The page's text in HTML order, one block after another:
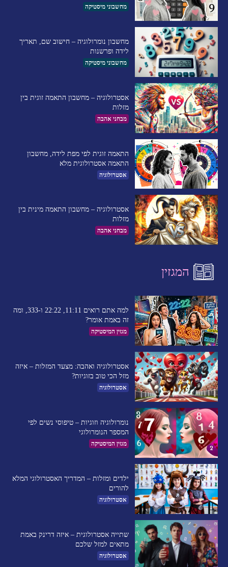
מחשבוני מיסטיקה
מחשבון נומרולוגיה – חישוב שם, תאריך
לידה ופרשנות
מחשבוני מיסטיקה
אסטרולוגיה – מחשבון התאמה זוגית בין
מזלות
מבחני אהבה
התאמה זוגית לפי מפת לידה, מחשבון
התאמה אסטרולוגית מלא
אסטרולוגיה
אסטרולוגיה – מחשבון התאמה מינית בין
מזלות
מבחני אהבה
המגזין
למה אתם רואים 11:11, 22:22 ו-333, ומה
זה באמת אומר?
מגזין המיסטיקה
אסטרולוגיה ואהבה: מצעד המזלות – איזה
מזל הכי טוב בזוגיות?
אסטרולוגיה
נומרולוגיה וזוגיות – טיפוסי נשים לפי
המספר הנומרולוגי
מגזין המיסטיקה
ילדים ומזלות – המדריך האסטרולוגי המלא
להורים
אסטרולוגיה
שתייה אסטרולוגית – איזה דרינק באמת
מתאים למזל שלכם
אסטרולוגיה